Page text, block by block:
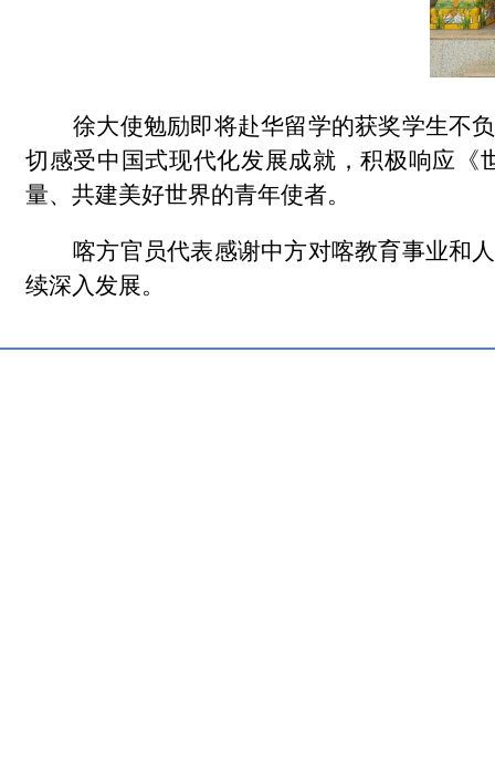
徐大使勉励即将赴华留学的获奖学生不
切感受中国式现代化发展成就，积极响应
量、共建美好世界的青年使者。
喀方官员代表感谢中方对喀教育事业和
续深入发展。